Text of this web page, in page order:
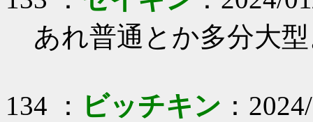
あれ普通とか多分大
134 ： ビッチキン ：